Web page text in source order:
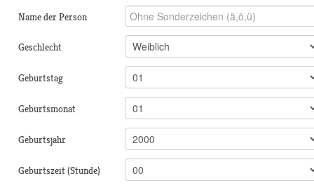
Name der Person
Geschlecht
Geburtstag
Geburtsmonat
Geburtsjahr
Geburtszeit (Stunde)